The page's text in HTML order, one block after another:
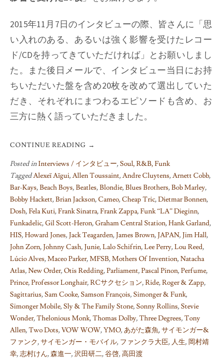
2015年11月7日のインタビューの際、皆さんに「思
い入れのある、あるいは強く影響を受けたレコー
ド/CDを持ってきていただければ」とお願いしまし
た。また後日メールで、インタビュー当日にお持
ちいただいた盤を含め20枚を改めて選出していた
だき、それぞれにまつわるエピソードも含め、お
三方に熱く語っていただきました。
CONTINUE READING →
Posted inInterviews / インタビュー,Soul, R&B, Funk
TaggedAlexeï Aïgui,Allen Toussaint,Andre Cluytens,Arnett Cobb,
Bar-Kays,Beach Boys,Beatles,Blondie,Blues Brothers,Bob Marley,
Bobby Hackett,Brian Jackson,Cameo,Cheap Tric,Dietmar Bonnen,
Dosh,Fela Kuti,Frank Sinatra,Frank Zappa,Funk “LA” Dieginn,
Funkadelic,Gil Scott-Heron,Graham Central Station,Hank Garland,
HIS,Howard Jones,Jack Teagarden,James Brown,JAPAN,Jim Hall,
John Zorn,Johnny Cash,Junie,Lalo Schifrin,Lee Perry,Lou Reed,
Lúcio Alves,Maceo Parker,MFSB,Mothers Of Invention,Natacha
Atlas,New Order,Otis Redding,Parliament,Pascal Pinon,Perfume,
Prince,Professor Longhair,RCサクセション,Ride,Roger & Zapp,
Sagittarius,Sam Cooke,Samson François,Simonger & Funk,
Simonger Mobile,Sly & The Family Stone,Sonny Rollins,Stevie
Wonder,Thelonious Monk,Thomas Dolby,Three Degrees,Tony
Allen,Two Dots,VOW WOW,YMO,あがた森魚,サイモンガー&
ファンク,サイモンガー・モバイル, ファンクラ大臣, 人生, 岡村靖
幸,志村けん,森進一,沢田研二,谷啓,高田渡